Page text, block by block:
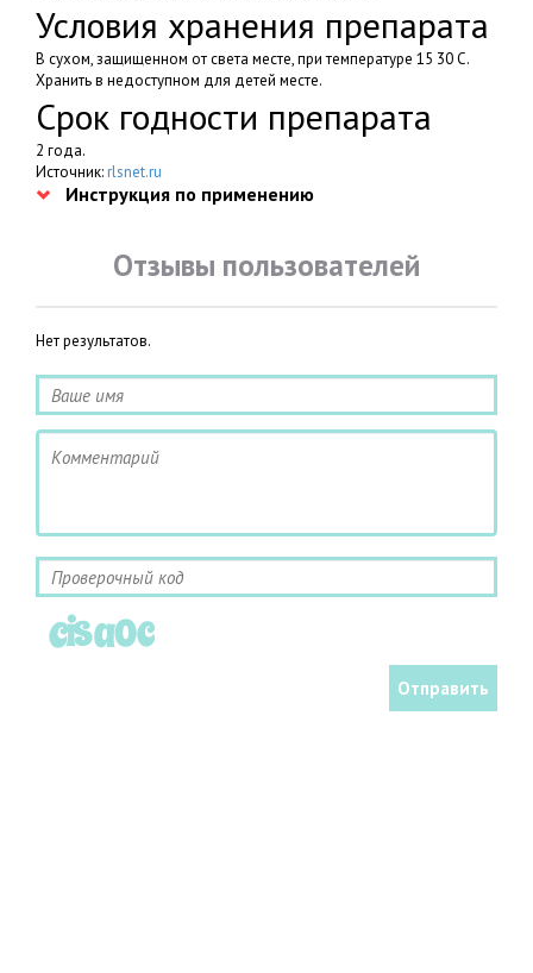
Условия хранения препарата
В сухом, защищенном от света месте, при температуре 15 30 C.
Хранить в недоступном для детей месте.
Срок годности препарата
2 года.
Источник:rlsnet.ru
Инструкция по применению
Отзывы пользователей
Нет результатов.